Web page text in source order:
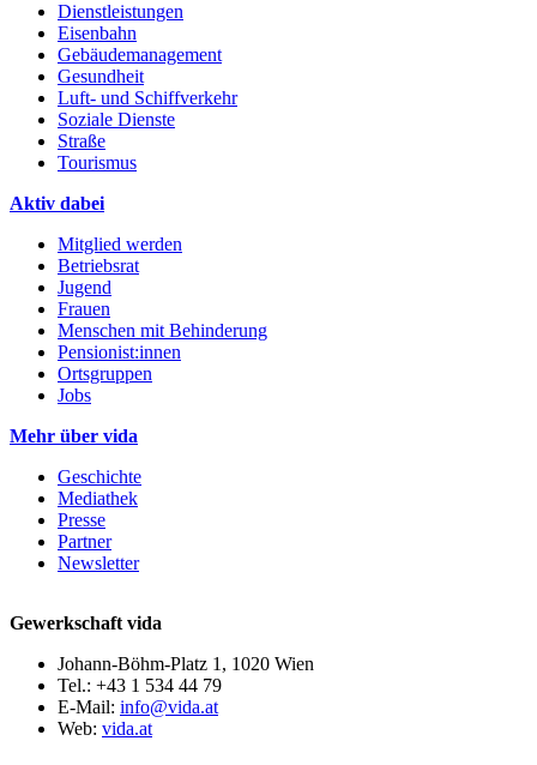
Dienstleistungen
Eisenbahn
Gebäudemanagement
Gesundheit
Luft- und Schiffverkehr
Soziale Dienste
Straße
Tourismus
Aktiv dabei
Mitglied werden
Betriebsrat
Jugend
Frauen
Menschen mit Behinderung
Pensionist:innen
Ortsgruppen
Jobs
Mehr über vida
Geschichte
Mediathek
Presse
Partner
Newsletter
Gewerkschaft vida
Johann-Böhm-Platz 1, 1020 Wien
Tel.: +43 1 534 44 79
E-Mail: info@vida.at
Web: vida.at